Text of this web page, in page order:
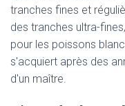
tranches fines et
des tranches ultra-
pour les poissons
s'acquiert après des
d'un maître.